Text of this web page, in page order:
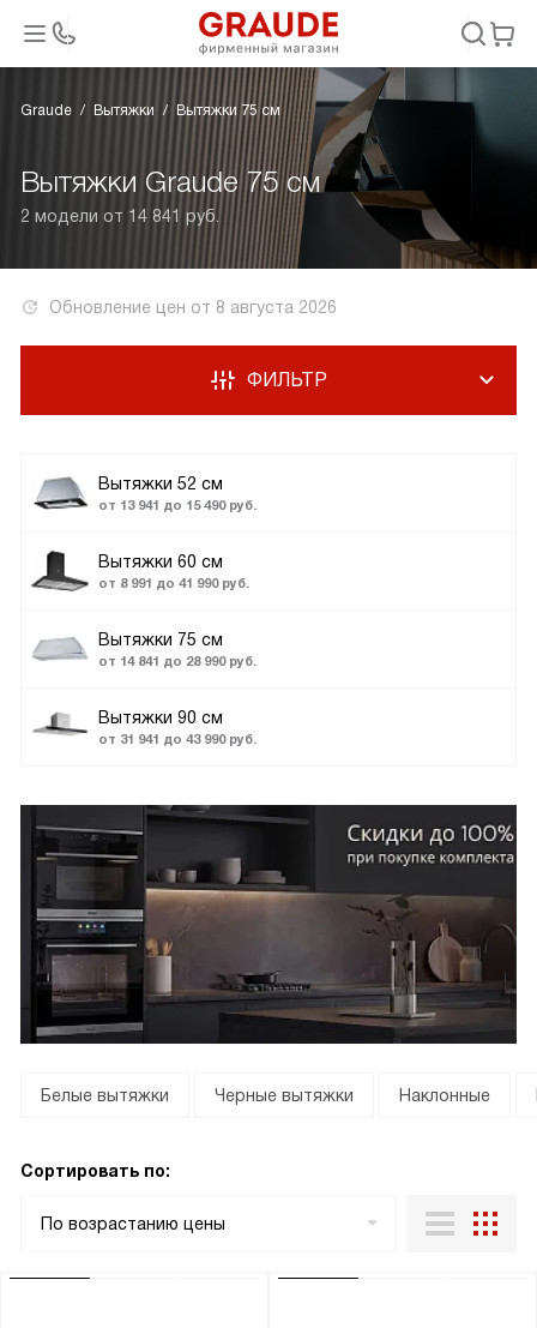
Graude Вытяжки Вытяжки 75 см
Вытяжки Graude 75 см
2 модели от 14 841 руб.
Обновление цен от 8 августа 2026
Вытяжки 52 см
от 13 941 до 15 490 руб.
Вытяжки 60 см
от 8 991 до 41 990 руб.
Вытяжки 75 см
от 14 841 до 28 990 руб.
Вытяжки 90 см
от 31 941 до 43 990 руб.
ФИЛЬТР
Белые вытяжки Черные вытяжки Наклонные
Сортировать по:
По возрастанию цены